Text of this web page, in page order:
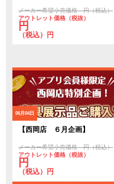
メーカー希望小売価格 円（税込）
アウトレット価格（税抜）
円
（税込）円
06月04日
【西岡店 ６月企画】
メーカー希望小売価格 円（税込）
アウトレット価格（税抜）
円
（税込）円